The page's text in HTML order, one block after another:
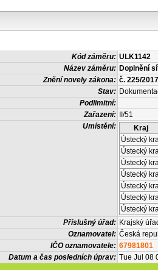
Kód záměru: ULK1142
Název záměru: Doplnění
Znění novely zákona: č. 225/
Stav:
Podlimitní:
Zařazení:
II/51
Umístění:
Kraj
Ústecký
Ústecký
Ústecký
Ústecký
Ústecký
Ústecký
Ústecký
Příslušný úřad: Krajský
Oznamovatel: Česká
IČO oznamovatele: 67981801
Datum a čas posledních úprav: Tue Jul 08